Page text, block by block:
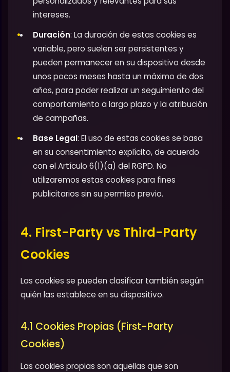
intereses.
Duración: La duración de estas cookies es
variable, pero suelen ser persistentes y
pueden permanecer en su dispositivo desde
unos pocos meses hasta un máximo de dos
años, para poder realizar un seguimiento del
comportamiento a largo plazo y la atribución
de campañas.
Base Legal: El uso de estas cookies se basa
en su consentimiento explícito, de acuerdo
con el Artículo 6(1)(a) del RGPD. No
utilizaremos estas cookies para fines
publicitarios sin su permiso previo.
4. First-Party vs Third-Party
Cookies
Las cookies se pueden clasificar también según
quién las establece en su dispositivo.
4.1 Cookies Propias (First-Party
Cookies)
Las cookies propias son aquellas que son